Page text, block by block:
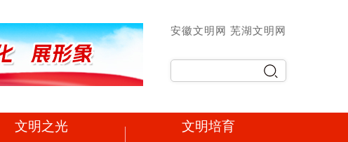
安徽文明网 芜湖文明网
文明之光
文明培育